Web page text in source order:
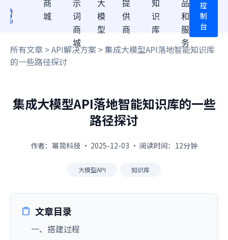
商
城
示
词
商
城
大
模
型
提
供
商
知
识
库
品
和
服
务
控
制
台
所有文章 >API解决方案 > 集成大模型API落地智能知识库
的一些路径探讨
集成大模型API落地智能知识库的一些
路径探讨
作者：幂简科技 · 2025-12-03 · 阅读时间：12分钟
大模型API 知识库
文章目录
一、搭建过程